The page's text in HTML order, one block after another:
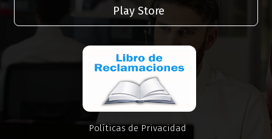
Play Store
Políticas de Privacidad